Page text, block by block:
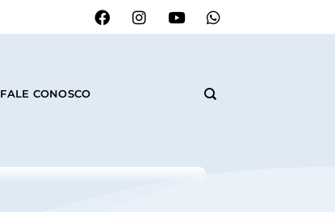
FALE CONOSCO